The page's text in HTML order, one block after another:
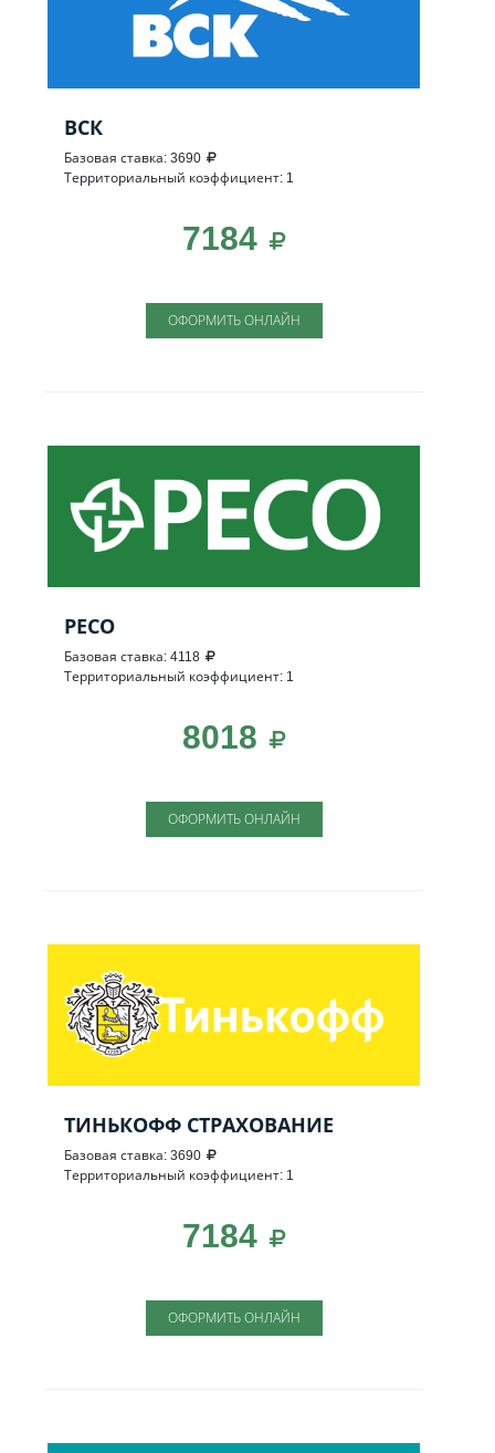
ВСК
Базовая ставка: 3690
Территориальный коэффициент: 1
7184
ОФОРМИТЬ ОНЛАЙН
РЕСО
Базовая ставка: 4118
Территориальный коэффициент: 1
8018
ОФОРМИТЬ ОНЛАЙН
ТИНЬКОФФ СТРАХОВАНИЕ
Базовая ставка: 3690
Территориальный коэффициент: 1
7184
ОФОРМИТЬ ОНЛАЙН